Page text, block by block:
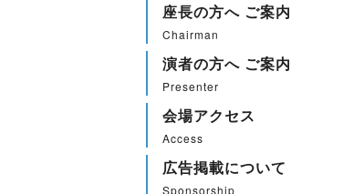
座長の方へ ご案内
Chairman
演者の方へ ご案内
Presenter
会場アクセス
Access
広告掲載について
Sponsorship